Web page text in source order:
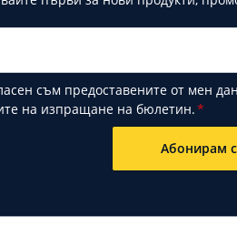
съм предоставените от мен
на изпращане на бюлетин.
Абонирам